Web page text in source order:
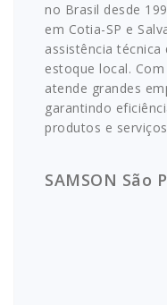
no Brasil desde
em Cotia-SP e
assistência
estoque local.
atende grandes
garantindo
produtos e
SAMSON São